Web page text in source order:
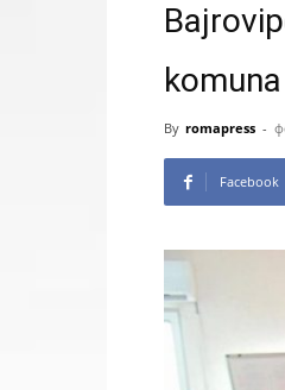
By romapress -
Facebook